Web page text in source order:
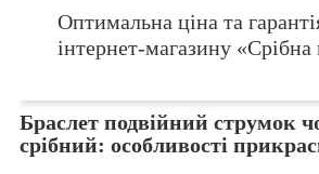
Оптимальна ціна та
інтернет-магазину «Срібна
Браслет подвійний струмок
срібний: особливості